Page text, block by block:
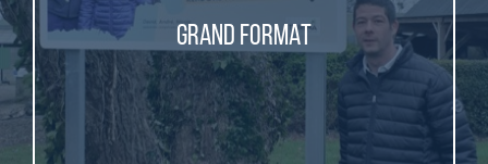
GRAND FORMAT